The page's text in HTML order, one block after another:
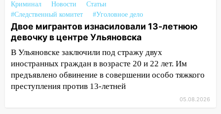
08:27 Ульяновская полиция получила
один из шести уникальных автомобилей
в России
07:02 Жара отступит: какой будет
погода в Ульяновске днем 5 августа
06:10 Двое мигрантов изнасиловали 13-
летнюю девочку в центре Ульяновска
Криминал Новости
Статьи
#Следственный комитет
#Уголовное дело
Двое мигрантов изнасиловали 13-летнюю
девочку в центре Ульяновска
В Ульяновске заключили под стражу двух
иностранных граждан в возрасте 20 и 22 лет. Им
предъявлено обвинение в совершении особо тяжкого
преступления против 13-летней
05.08.2026